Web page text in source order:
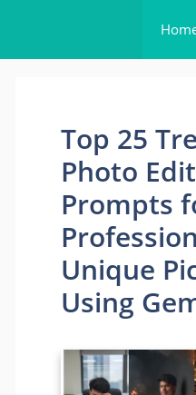
Top 25
Photo
Prompts
Unique
Using